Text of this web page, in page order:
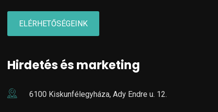
ELÉRHETŐSÉGEINK
Hirdetés és marketing
6100 Kiskunfélegyháza, Ady Endre u. 12.